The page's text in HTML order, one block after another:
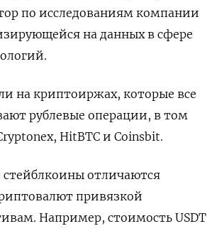
по исследованиям компании
на данных в сфере
на криптоиржах, которые все
рублевые операции, в том
HitBTC и Coinsbit.
стейблкоины отличаются
привязкой
Например, стоимость USDT